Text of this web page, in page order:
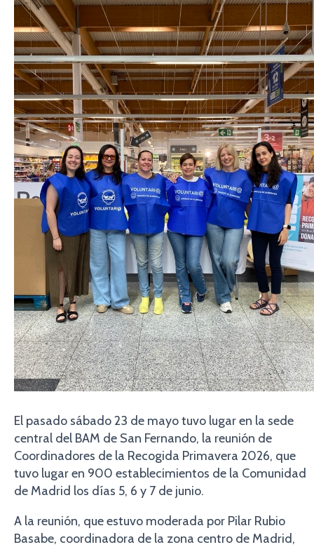
El pasado sábado 23 de mayo tuvo lugar en la sede
central del BAM de San Fernando, la reunión de
Coordinadores de la Recogida Primavera 2026, que
tuvo lugar en 900 establecimientos de la Comunidad
de Madrid los días 5, 6 y 7 de junio.
A la reunión, que estuvo moderada por Pilar Rubio
Basabe, coordinadora de la zona centro de Madrid,